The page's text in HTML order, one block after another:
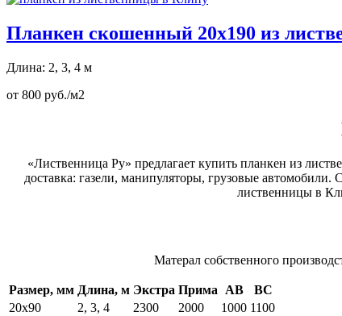
Планкен скошенный 20х190 из
Длина: 2, 3, 4 м
от 800 руб./м2
«Лиственница Ру» предлагает купить планкен из
доставка: газели, манипуляторы, грузовые
лиственницы в
Матерал собственного
Размер, мм Длина, м Экстра Прима АВ
ВС
20х90
2, 3, 4 2300 2000 1000 1100